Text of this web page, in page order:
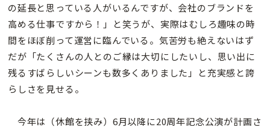
の延長と思っている人がいるんですが、会社のブランドを
高める仕事ですから！」と笑うが、実際はむしろ趣味の時
間をほぼ削って運営に臨んでいる。気苦労も絶えないはず
だが「たくさんの人とのご縁は大切にしたいし、思い出に
残るすばらしいシーンも数多くありました」と充実感と誇
らしさを見せる。
今年は（休館を挟み）6月以降に20周年記念公演が計画さ